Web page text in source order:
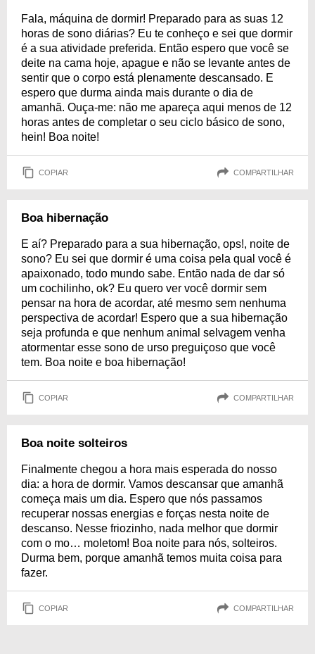
Fala, máquina de dormir! Preparado para as suas 12
horas de sono diárias? Eu te conheço e sei que dormir
é a sua atividade preferida. Então espero que você se
deite na cama hoje, apague e não se levante antes de
sentir que o corpo está plenamente descansado. E
espero que durma ainda mais durante o dia de
amanhã. Ouça-me: não me apareça aqui menos de 12
horas antes de completar o seu ciclo básico de sono,
hein! Boa noite!
COPIAR COMPARTILHAR
Boa hibernação
E aí? Preparado para a sua hibernação, ops!, noite de
sono? Eu sei que dormir é uma coisa pela qual você é
apaixonado, todo mundo sabe. Então nada de dar só
um cochilinho, ok? Eu quero ver você dormir sem
pensar na hora de acordar, até mesmo sem nenhuma
perspectiva de acordar! Espero que a sua hibernação
seja profunda e que nenhum animal selvagem venha
atormentar esse sono de urso preguiçoso que você
tem. Boa noite e boa hibernação!
COPIAR COMPARTILHAR
Boa noite solteiros
Finalmente chegou a hora mais esperada do nosso
dia: a hora de dormir. Vamos descansar que amanhã
começa mais um dia. Espero que nós passamos
recuperar nossas energias e forças nesta noite de
descanso. Nesse friozinho, nada melhor que dormir
com o mo… moletom! Boa noite para nós, solteiros.
Durma bem, porque amanhã temos muita coisa para
fazer.
COPIAR COMPARTILHAR